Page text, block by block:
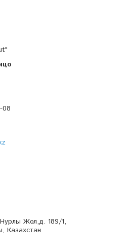
08
Жол,д. 189/1,
Казахстан